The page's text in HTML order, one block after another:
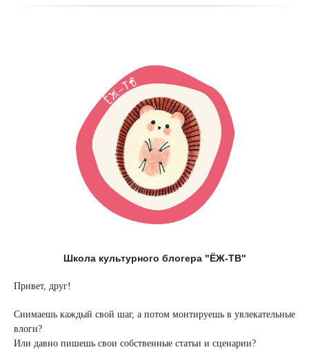
Школа культурного блогера "ЁЖ-ТВ"
Привет, друг!
Снимаешь каждый свой шаг, а потом монтируешь в увлекательные
влоги?
Или давно пишешь свои собственные статьи и сценарии?